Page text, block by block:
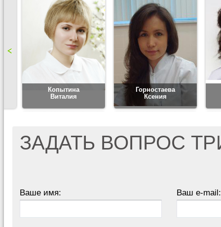
Копытина
Виталия
Горностаева
Ксения
ЗАДАТЬ ВОПРОС
Ваше имя: Ваш e-mail: